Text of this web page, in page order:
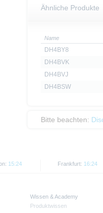
Ähnliche Produkte
Name
DH4BY8
DH4BVK
DH4BVJ
DH4BSW
Bitte beachten:
15:24 Frankfurt: 16:24
Wissen & Academy
Produktwissen